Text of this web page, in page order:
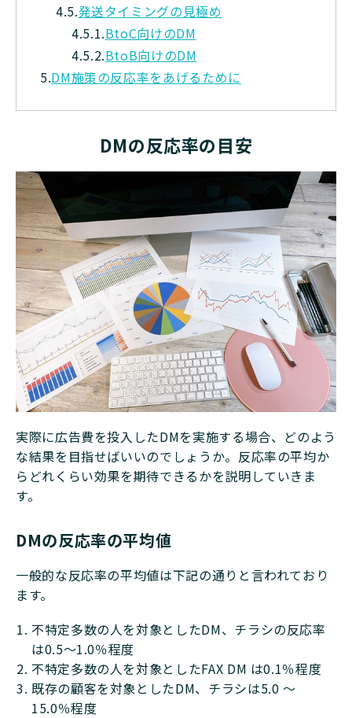
4.5.発送タイミングの見極め
4.5.1.BtoC向けのDM
4.5.2.BtoB向けのDM
5.DM施策の反応率をあげるために
DMの反応率の目安
実際に広告費を投入したDMを実施する場合、どのよう
な結果を目指せばいいのでしょうか。反応率の平均か
らどれくらい効果を期待できるかを説明していきま
す。
DMの反応率の平均値
一般的な反応率の平均値は下記の通りと言われており
ます。
不特定多数の人を対象としたDM、チラシの反応率
は0.5～1.0％程度
不特定多数の人を対象としたFAX DM は0.1％程度
既存の顧客を対象としたDM、チラシは5.0 ～
15.0％程度